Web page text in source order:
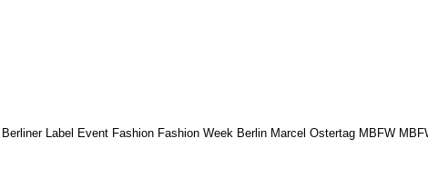
Berliner Label Event Fashion Fashion Week Berlin Marcel Ostertag MBFW